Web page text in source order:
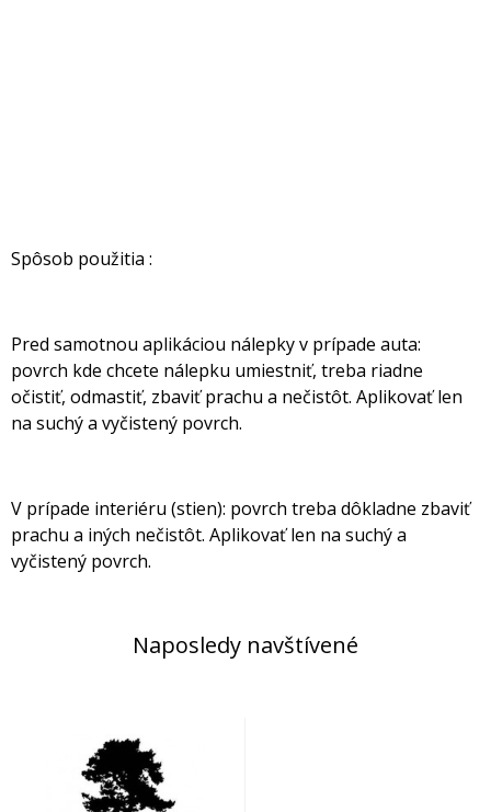
Spôsob použitia :
Pred samotnou aplikáciou nálepky v prípade auta:
povrch kde chcete nálepku umiestniť, treba riadne
očistiť, odmastiť, zbaviť prachu a nečistôt. Aplikovať len
na suchý a vyčistený povrch.
V prípade interiéru (stien): povrch treba dôkladne zbaviť
prachu a iných nečistôt. Aplikovať len na suchý a
vyčistený povrch.
Naposledy navštívené